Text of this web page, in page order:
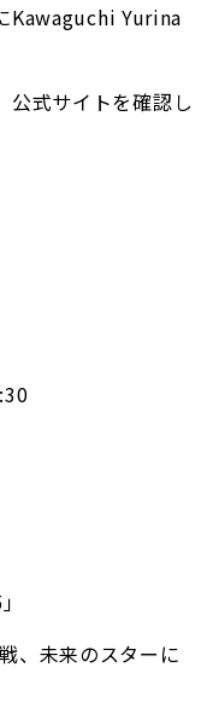
Kawaguchi Yurina
公式サイトを確認し
、未来のスターに